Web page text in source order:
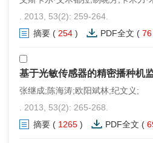
. 2013, 53(2): 259-264.
摘要 ( 254 ) PDF全文 ( 76
基于光敏传感器的精密播种机
张继成;陈海涛;欧阳斌林;纪文义;
. 2013, 53(2): 265-268.
摘要 ( 1265 ) PDF全文 (